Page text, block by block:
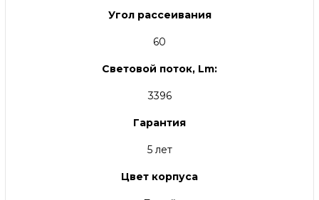
Угол рассеивания
60
Световой поток, Lm:
3396
Гарантия
5 лет
Цвет корпуса